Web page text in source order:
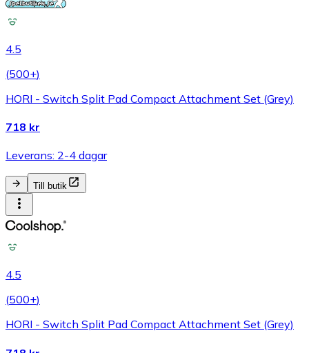
4.5
(500+)
HORI - Switch Split Pad Compact Attachment Set (Grey)
718 kr
Leverans: 2-4 dagar
Till butik
4.5
(500+)
HORI - Switch Split Pad Compact Attachment Set (Grey)